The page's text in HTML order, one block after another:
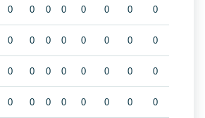
0 0 0 0 0 0 0 0
0 0 0 0 0 0 0 0
0 0 0 0 0 0 0 0
0 0 0 0 0 0 0 0